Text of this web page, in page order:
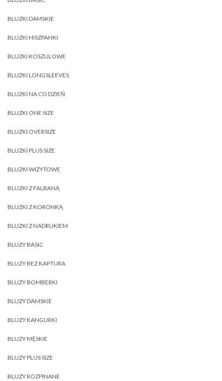
BLUZKI DAMSKIE
BLUZKI HISZPANKI
BLUZKI KOSZULOWE
BLUZKI LONGSLEEVES
BLUZKI NA CO DZIEŃ
BLUZKI ONE SIZE
BLUZKI OVERSIZE
BLUZKI PLUS SIZE
BLUZKI WIZYTOWE
BLUZKI Z FALBANĄ
BLUZKI Z KORONKĄ
BLUZKI Z NADRUKIEM
BLUZY BASIC
BLUZY BEZ KAPTURA
BLUZY BOMBERKI
BLUZY DAMSKIE
BLUZY KANGURKI
BLUZY MĘSKIE
BLUZY PLUS SIZE
BLUZY ROZPINANE